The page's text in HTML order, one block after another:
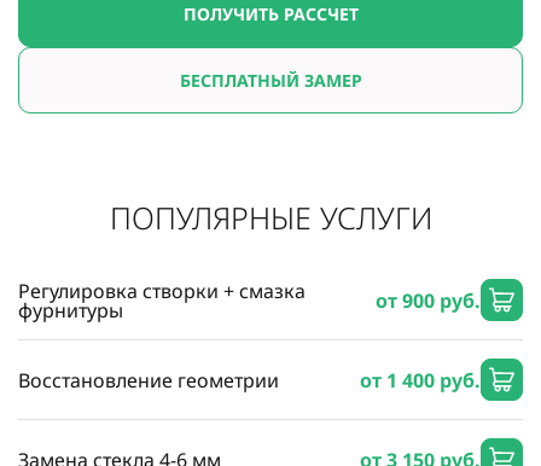
ПОЛУЧИТЬ РАССЧЕТ
БЕСПЛАТНЫЙ ЗАМЕР
ПОПУЛЯРНЫЕ УСЛУГИ
Регулировка створки + смазка
фурнитуры от 900 руб.
Восстановление геометрии от 1 400 руб.
Замена стекла 4-6 мм от 3 150 руб.